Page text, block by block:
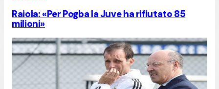
Raiola: «Per Pogba la Juve ha rifiutato 85
milioni»